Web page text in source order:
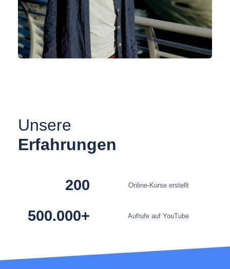
Unsere
Erfahrungen
200 Online-Kurse erstellt
500.000+ Aufrufe auf YouTube